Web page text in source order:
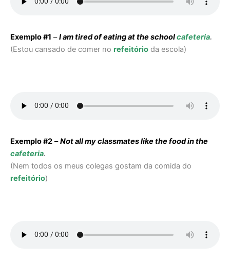
Exemplo #1 –I am tired of eating at the schoolcafeteria.
(Estou cansado de comer no refeitório da escola)
Exemplo #2 –Not all my classmates like the food in the
cafeteria.
(Nem todos os meus colegas gostam da comida do
refeitório)